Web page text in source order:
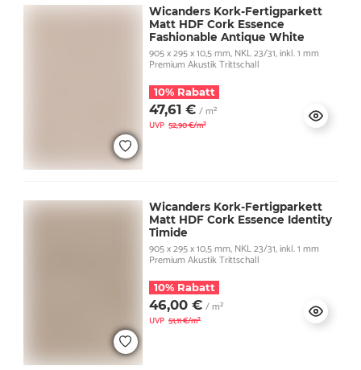
Wicanders Kork-Fertigparkett
Matt HDF Cork Essence
Fashionable Antique White
905 x 295 x 10,5 mm, NKL 23/31, inkl. 1 mm
Premium Akustik Trittschall
10% Rabatt
47,61 € / m²
UVP 52,90 €/m²
Wicanders Kork-Fertigparkett
Matt HDF Cork Essence Identity
Timide
905 x 295 x 10,5 mm, NKL 23/31, inkl. 1 mm
Premium Akustik Trittschall
10% Rabatt
46,00 € / m²
UVP 51,11 €/m²